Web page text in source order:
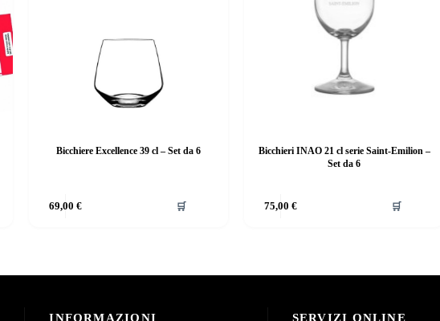
Bicchiere Excellence 39 cl – Set da 6
69,00 € 🛒
Bicchieri INAO 21 cl serie Saint-Emilion –
Set da 6
75,00 € 🛒
INFORMAZIONI SERVIZI ONLINE